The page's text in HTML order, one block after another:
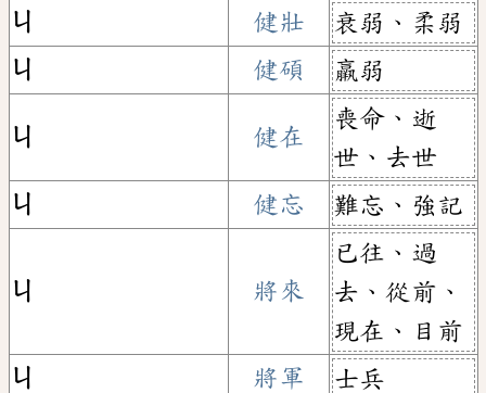
ㄐ
健壯
衰弱、柔弱
ㄐ
健碩 羸弱
ㄐ 健在
喪命、逝
世、去世
ㄐ
健忘 難忘、強記
ㄐ 將來
已往、過
去、從前、
現在、目前
ㄐ
將軍
士兵